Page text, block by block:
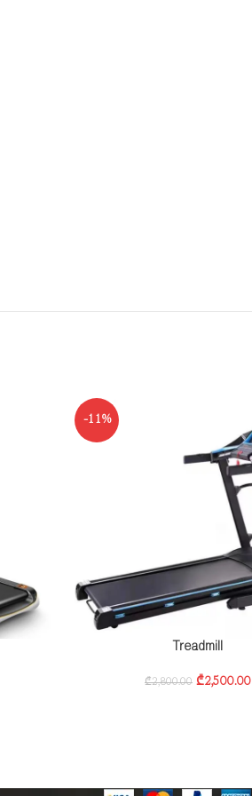
-11%
Treadmill
₾2,800.00 ₾2,500.00